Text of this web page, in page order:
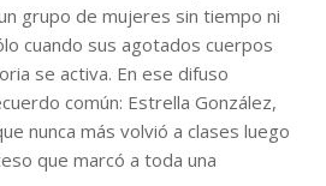
grupo de mujeres sin tiempo ni
cuando sus agotados cuerpos
se activa. En ese difuso
común: Estrella González,
nunca más volvió a clases luego
que marcó a toda una